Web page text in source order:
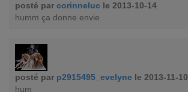
posté par corinneluc le 2013-10-14
humm ça donne envie
posté par p2915495_evelyne le 2013-11-10
hum